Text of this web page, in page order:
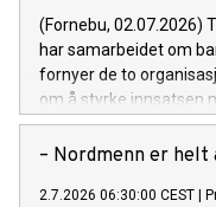
(Fornebu, 02.07.2026)
har samarbeidet om
fornyer de to
om å styrke innsatsen
psykiske utfordringer i
– Nordmenn er helt
2.7.2026 06:30:00 CEST